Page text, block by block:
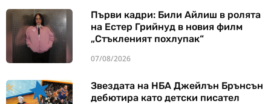
Първи кадри: Били Айлиш в ролята
на Естер Грийнуд в новия филм
„Стъкленият похлупак“
07/08/2026
Звездата на НБА Джейлън Брънсън
дебютира като детски писател